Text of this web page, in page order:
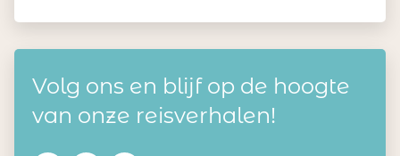
Volg ons en blijf op de hoogte
van onze reisverhalen!